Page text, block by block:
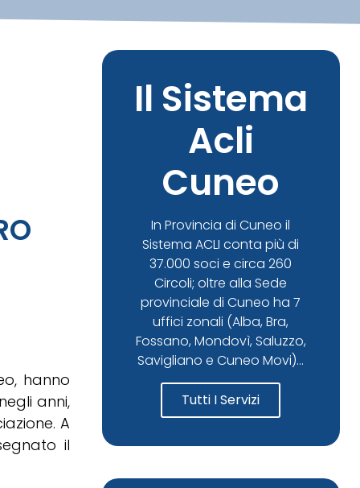
hanno
anni,
A
il
Il Sistema
Acli
Cuneo
In Provincia di Cuneo il
Sistema ACLI conta più di
37.000 soci e circa 260
Circoli; oltre alla Sede
provinciale di Cuneo ha 7
uffici zonali (Alba, Bra,
Fossano, Mondovì, Saluzzo,
Savigliano e Cuneo Movi)...
Tutti I Servizi